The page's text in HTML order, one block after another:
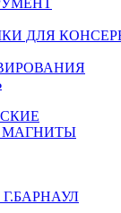
ДЛЯ
МАГНИТЫ